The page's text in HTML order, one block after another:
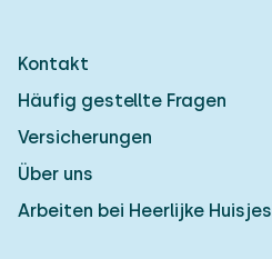
Kontakt
Häufig gestellte Fragen
Versicherungen
Über uns
Arbeiten bei Heerlijke Huisjes